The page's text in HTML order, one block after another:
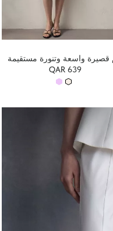
QAR 639